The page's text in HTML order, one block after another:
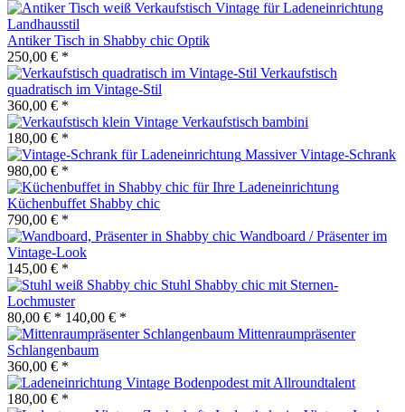
Antiker Tisch in Shabby chic Optik
250,00 € *
Verkaufstisch
quadratisch im Vintage-Stil
360,00 € *
Verkaufstisch bambini
180,00 € *
Massiver Vintage-Schrank
980,00 € *
Küchenbuffet Shabby chic
790,00 € *
Wandboard / Präsenter im
Vintage-Look
145,00 € *
Stuhl Shabby chic mit Sternen-
Lochmuster
80,00 € * 140,00 € *
Mittenraumpräsenter
Schlangenbaum
360,00 € *
Bodenpodest mit Allroundtalent
180,00 € *